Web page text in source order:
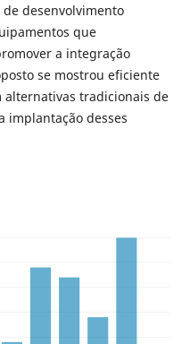
desenvolvimento
que
a integração
se mostrou eficiente
alternativas tradicionais de
implantação desses